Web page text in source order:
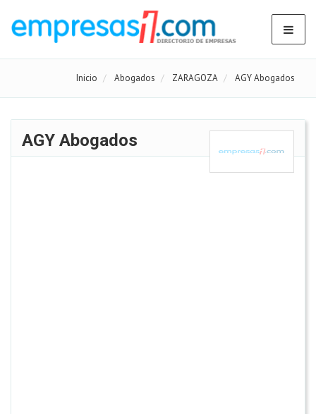
Inicio Abogados ZARAGOZA AGY Abogados
AGY Abogados